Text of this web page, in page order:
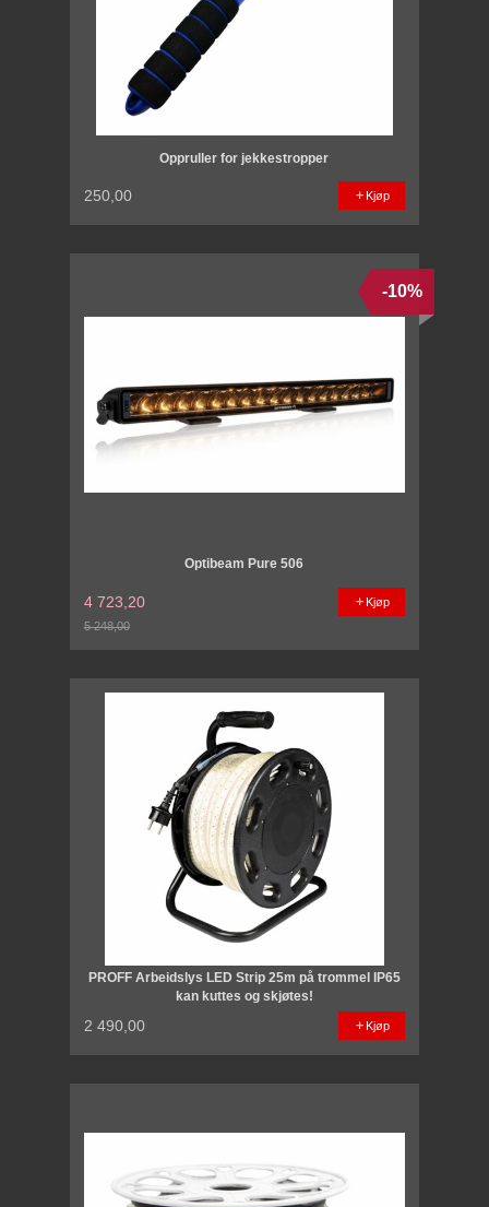
Oppruller for jekkestropper
250,00 Kjøp
Optibeam Pure 506
4 723,20
5 248,00
-10%
Kjøp
PROFF Arbeidslys LED Strip 25m på trommel IP65
kan kuttes og skjøtes!
2 490,00 Kjøp